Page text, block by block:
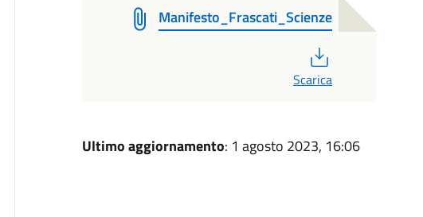
Manifesto_Frascati_Scienze
Scarica
Ultimo aggiornamento: 1 agosto 2023, 16:06